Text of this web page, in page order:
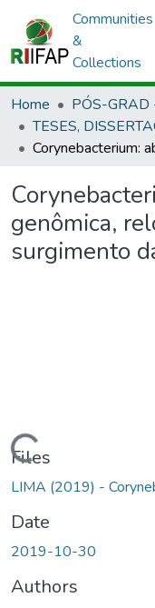
Communities
&
Collections
Home
genômica,
surgimento
Files
LIMA (2019) -
Date
2019-10-30
Authors